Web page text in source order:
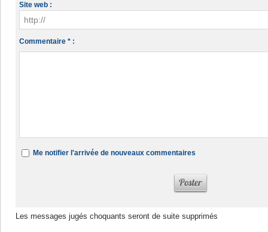
Site web :
Commentaire * :
Me notifier l'arrivée de nouveaux commentaires
Les messages jugés choquants seront de suite supprimés